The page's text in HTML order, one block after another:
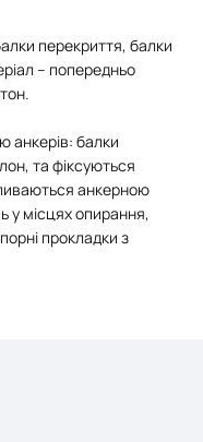
перекриття, балки
– попередньо
анкерів: балки
та фіксуються
анкерною
місцях опирання,
прокладки з